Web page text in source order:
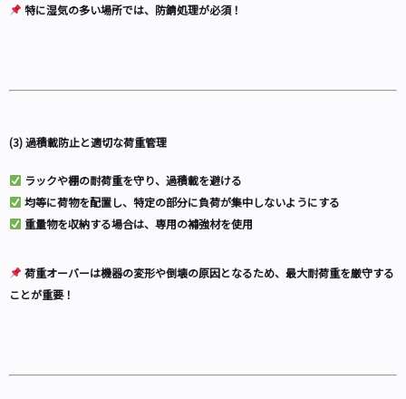
特に湿気の多い場所では、防錆処理が必須！
(3) 過積載防止と適切な荷重管理
ラックや棚の耐荷重を守り、過積載を避ける
均等に荷物を配置し、特定の部分に負荷が集中しないようにする
重量物を収納する場合は、専用の補強材を使用
荷重オーバーは機器の変形や倒壊の原因となるため、最大耐荷重を厳守する
ことが重要！